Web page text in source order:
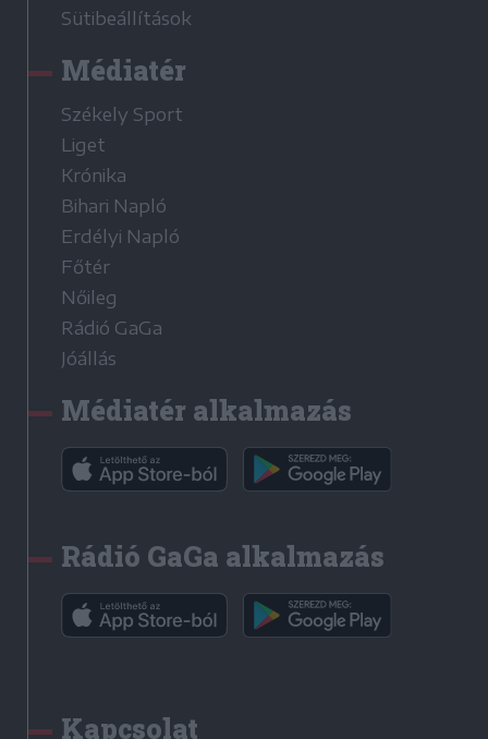
Sütibeállítások
Médiatér
Székely Sport
Liget
Krónika
Bihari Napló
Erdélyi Napló
Főtér
Nőileg
Rádió GaGa
Jóállás
Médiatér alkalmazás
Rádió GaGa alkalmazás
Kapcsolat